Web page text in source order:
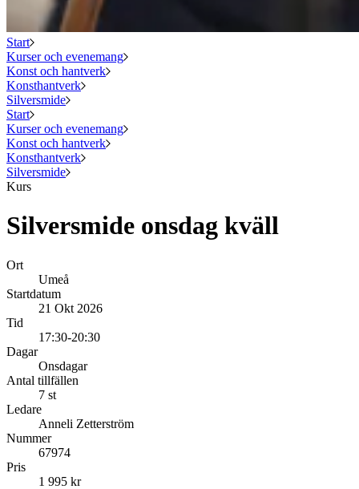
Start
Kurser och evenemang
Konst och hantverk
Konsthantverk
Silversmide
Start
Kurser och evenemang
Konst och hantverk
Konsthantverk
Silversmide
Kurs
Silversmide onsdag kväll
Ort
Umeå
Startdatum
21 Okt 2026
Tid
17:30-20:30
Dagar
Onsdagar
Antal tillfällen
7 st
Ledare
Anneli Zetterström
Nummer
67974
Pris
1 995 kr